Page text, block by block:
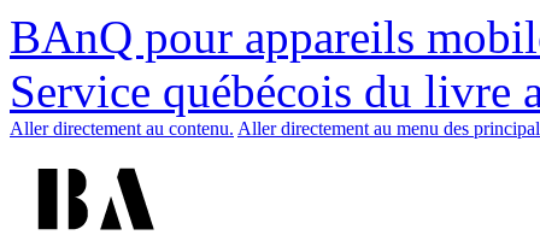
BAnQ pour appareils
Service québécois du livre
Aller directement au contenu. Aller directement au menu des